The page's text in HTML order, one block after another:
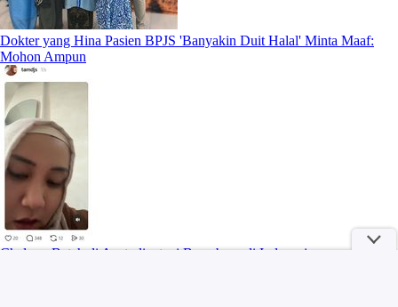
Dokter yang Hina Pasien BPJS 'Banyakin Duit Halal' Minta Maaf:
Mohon Ampun
Chelsea: Betah di Australia, tapi Buru-buru di Indonesia